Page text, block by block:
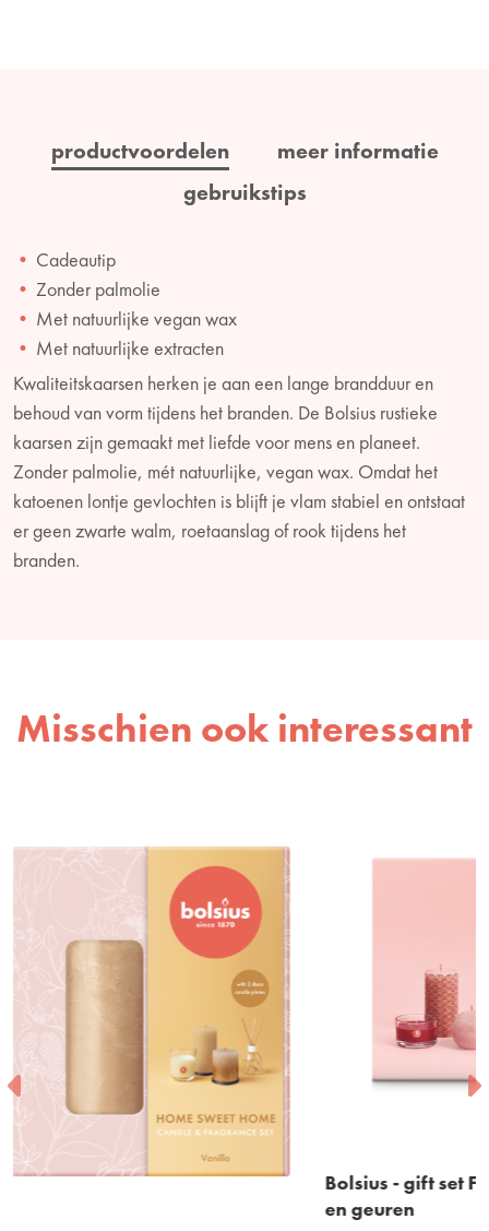
productvoordelen
meer informatie
gebruikstips
Cadeautip
Zonder palmolie
Met natuurlijke vegan wax
Met natuurlijke extracten
Kwaliteitskaarsen herken je aan een lange brandduur en
behoud van vorm tijdens het branden. De Bolsius rustieke
kaarsen zijn gemaakt met liefde voor mens en planeet.
Zonder palmolie, mét natuurlijke, vegan wax. Omdat het
katoenen lontje gevlochten is blijft je vlam stabiel en ontstaat
er geen zwarte walm, roetaanslag of rook tijdens het
branden.
Misschien ook interessant
Bolsius - gift set Fruit Splash - rustieke